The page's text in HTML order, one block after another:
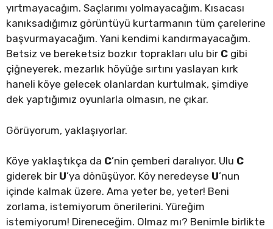
yırtmayacağım. Saçlarımı yolmayacağım. Kısacası
kanıksadığımız görüntüyü kurtarmanın tüm çarelerine
başvurmayacağım. Yani kendimi kandırmayacağım.
Betsiz ve bereketsiz bozkır toprakları ulu bir C gibi
çiğneyerek, mezarlık höyüğe sırtını yaslayan kırk
haneli köye gelecek olanlardan kurtulmak, şimdiye
dek yaptığımız oyunlarla olmasın, ne çıkar.
Görüyorum, yaklaşıyorlar.
Köye yaklaştıkça da C’nin çemberi daralıyor. Ulu C
giderek bir U’ya dönüşüyor. Köy neredeyse U’nun
içinde kalmak üzere. Ama yeter be, yeter! Beni
zorlama, istemiyorum önerilerini. Yüreğim
istemiyorum! Direneceğim. Olmaz mı? Benimle birlikte